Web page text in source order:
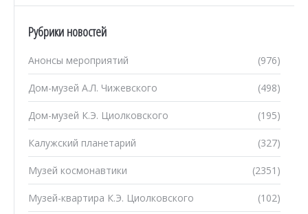
Рубрики новостей
(976)
Анонсы мероприятий
(498)
Дом-музей А.Л. Чижевского
(195)
Дом-музей К.Э. Циолковского
(327)
Калужский планетарий
(2351)
Музей космонавтики
(102)
Музей-квартира К.Э. Циолковского